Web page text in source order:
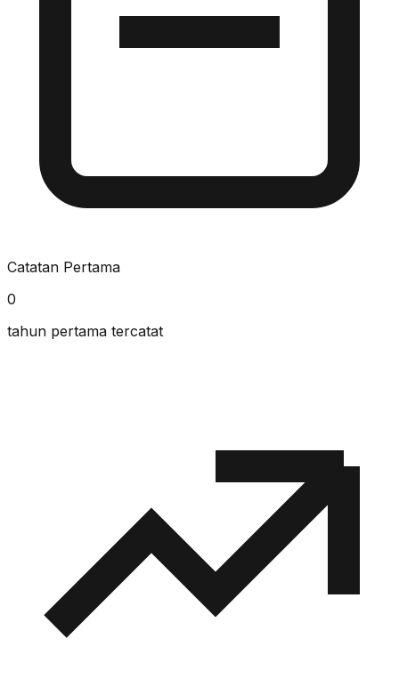
Catatan Pertama
0
tahun pertama tercatat